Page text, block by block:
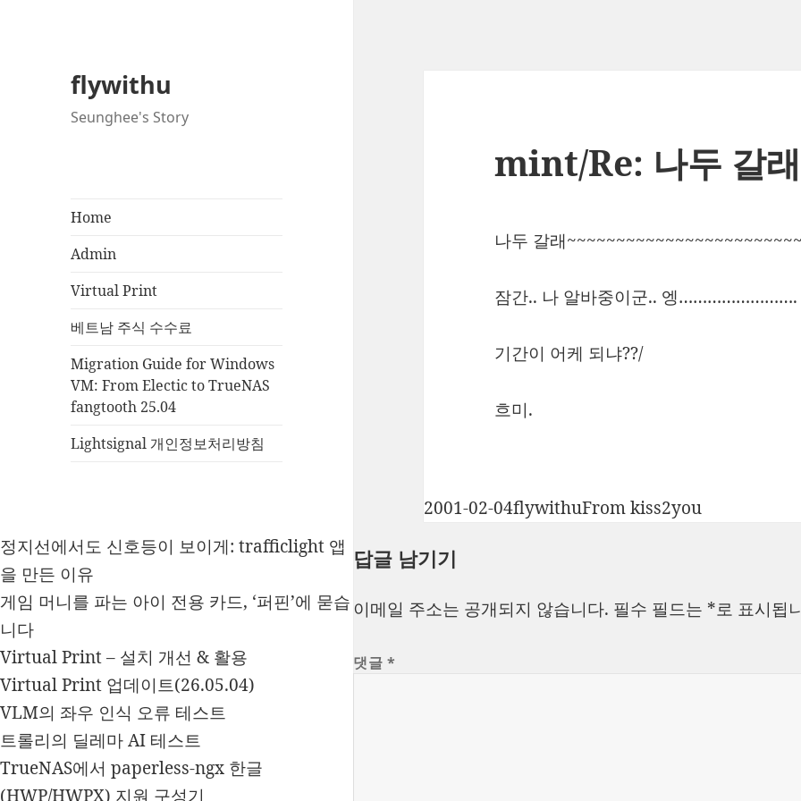
flywithu
Seunghee's Story
Home
Admin
Virtual Print
베트남 주식 수수료
Migration Guide for Windows
VM: From Electic to TrueNAS
fangtooth 25.04
Lightsignal 개인정보처리방침
정지선에서도 신호등이 보이게: trafficlight 앱
을 만든 이유
게임 머니를 파는 아이 전용 카드, ‘퍼핀’에 묻습
니다
Virtual Print – 설치 개선 & 활용
Virtual Print 업데이트(26.05.04)
VLM의 좌우 인식 오류 테스트
트롤리의 딜레마 AI 테스트
TrueNAS에서 paperless-ngx 한글
(HWP/HWPX) 지원 구성기
mint/Re: 나두 갈
나두 갈래
잠간.. 나 알바중이군.. 엥…………………….
기간이 어케 되냐??/
흐미.
작
일
2001-02-04글
flywithu카
From kiss2you
답글 남기기
이메일 주소는 공개되지 않습니다. 필수 필드는 *로 표시됩
댓글*